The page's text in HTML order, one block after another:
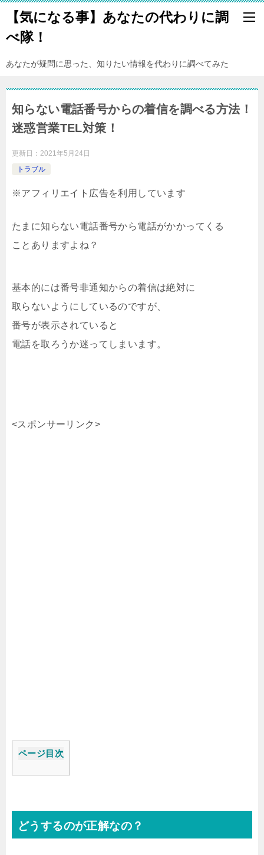
【気になる事】あなたの代わりに調
べ隊！
あなたが疑問に思った、知りたい情報を代わりに調べてみた
知らない電話番号からの着信を調べる方法！
迷惑営業TEL対策！
更新日： 2021年5月24日
トラブル
※アフィリエイト広告を利用しています
たまに知らない電話番号から電話がかかってくる
ことありますよね？
基本的には番号非通知からの着信は絶対に
取らないようにしているのですが、
番号が表示されていると
電話を取ろうか迷ってしまいます。
<スポンサーリンク>
ページ目次
どうするのが正解なの？